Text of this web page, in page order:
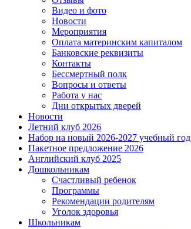
Видео и фото
Новости
Мероприятия
Оплата материнским капиталом
Банковские реквизиты
Контакты
Бессмертный полк
Вопросы и ответы
Работа у нас
Дни открытых дверей
Новости
Летний клуб 2026
Набор на новый 2026-2027 учебный год
Пакетное предложение 2026
Английский клуб 2025
Дошкольникам
Счастливый ребенок
Программы
Рекомендации родителям
Уголок здоровья
Школьникам